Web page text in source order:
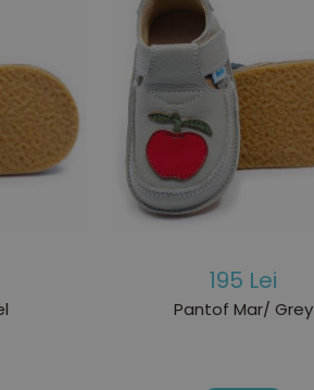
195 Lei
Pantof Mar/ Grey